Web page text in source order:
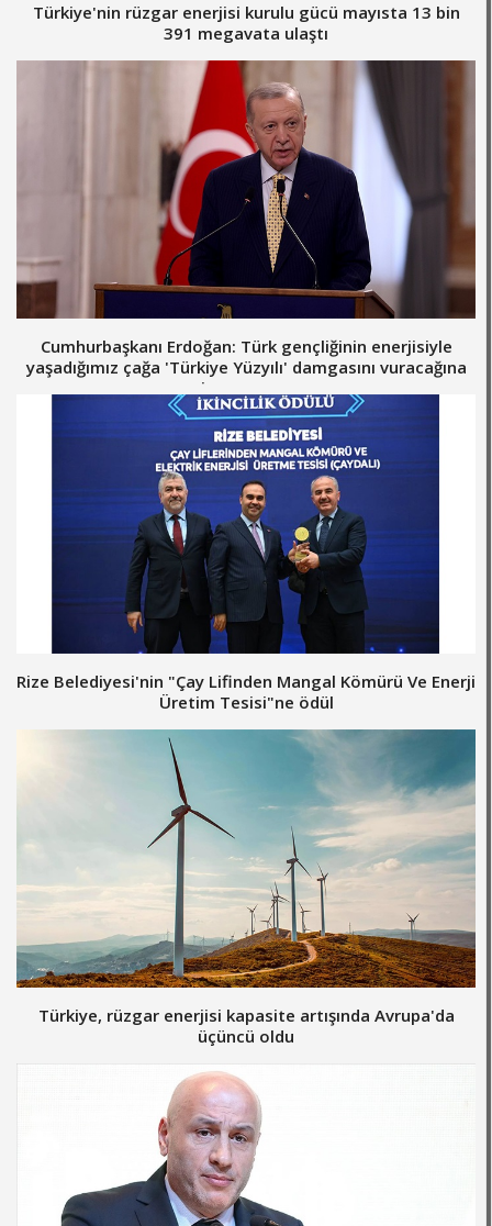
Türkiye'nin rüzgar enerjisi kurulu gücü mayısta 13 bin
391 megavata ulaştı
Cumhurbaşkanı Erdoğan: Türk gençliğinin enerjisiyle
yaşadığımız çağa 'Türkiye Yüzyılı' damgasını vuracağına
inanıyorum
Rize Belediyesi'nin "Çay Lifinden Mangal Kömürü Ve Enerji
Üretim Tesisi"ne ödül
Türkiye, rüzgar enerjisi kapasite artışında Avrupa'da
üçüncü oldu